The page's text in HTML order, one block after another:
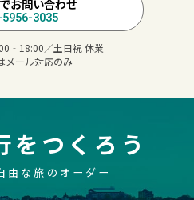
お問い合わせ
5956-3035
／土日祝 休業
メール対応のみ
をつくろう
由な旅のオーダー